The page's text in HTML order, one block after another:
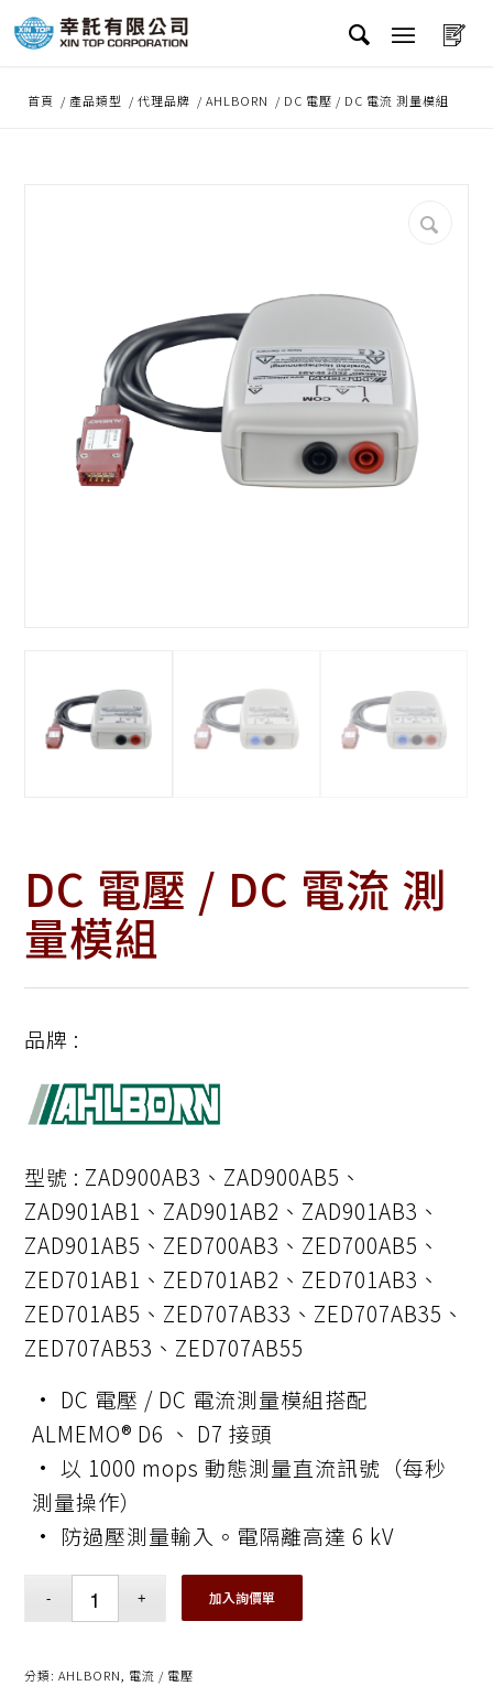
首頁 / 產品類型 / 代理品牌 / AHLBORN / DC 電壓 / DC 電流 測量模組
DC 電壓 / DC 電流 測
量模組
品牌 :
型號 : ZAD900AB3、ZAD900AB5、
ZAD901AB1、ZAD901AB2、ZAD901AB3、
ZAD901AB5、ZED700AB3、ZED700AB5、
ZED701AB1、ZED701AB2、ZED701AB3、
ZED701AB5、ZED707AB33、ZED707AB35、
ZED707AB53、ZED707AB55
• DC 電壓 / DC 電流測量模組搭配
ALMEMO® D6 、 D7 接頭
• 以 1000 mops 動態測量直流訊號（每秒
測量操作）
• 防過壓測量輸入。電隔離高達 6 kV
加入詢價單
分類:AHLBORN 電流 / 電壓